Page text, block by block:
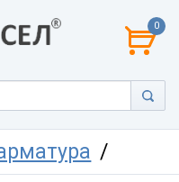
0